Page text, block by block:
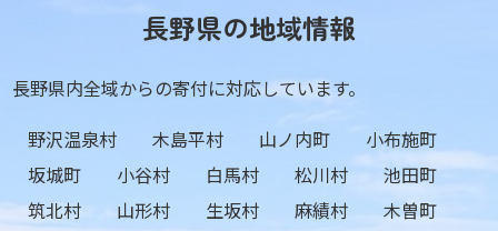
長野県の地域情報
長野県内全域からの寄付に対応しています。
野沢温泉村
木島平村 山ノ内町
小布施町
坂城町
小谷村 白馬村 松川村
池田町
筑北村
山形村 生坂村 麻績村
木曽町